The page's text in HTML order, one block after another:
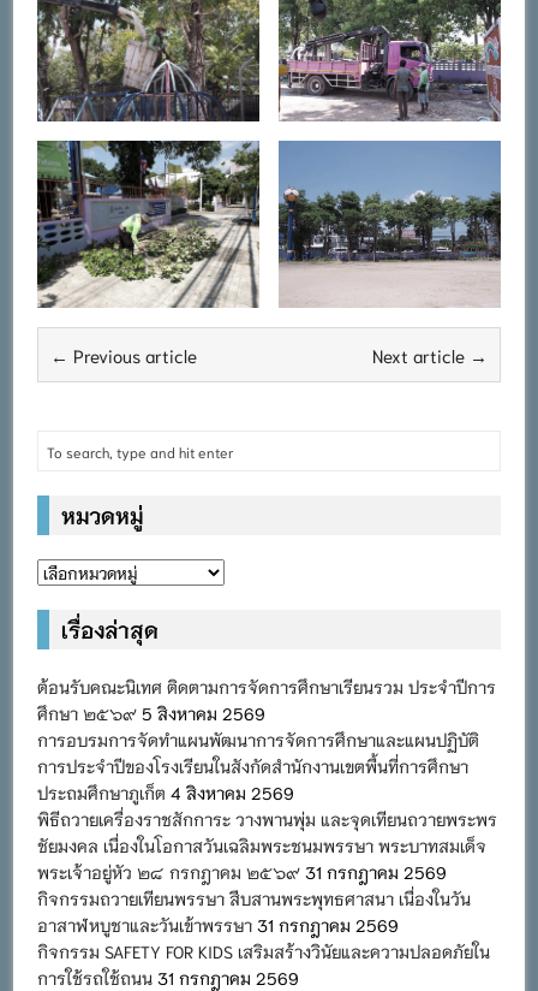
← Previous article Next article →
หมวดหมู่
หมวด
เรื่องล่าสุด
ต้อนรับคณะนิเทศ ติดตามการจัดการศึกษาเรียนรวม ประจำปีการ
ศึกษา ๒๕๖๙ 5 สิงหาคม 2569
การอบรมการจัดทำแผนพัฒนาการจัดการศึกษาและแผนปฏิบัติ
การประจำปีของโรงเรียนในสังกัดสำนักงานเขตพื้นที่การศึกษา
ประถมศึกษาภูเก็ต 4 สิงหาคม 2569
พิธีถวายเครื่องราชสักการะ วางพานพุ่ม และจุดเทียนถวายพระพร
ชัยมงคล เนื่องในโอกาสวันเฉลิมพระชนมพรรษา พระบาทสมเด็จ
พระเจ้าอยู่หัว ๒๘ กรกฎาคม ๒๕๖๙ 31 กรกฎาคม 2569
กิจกรรมถวายเทียนพรรษา สืบสานพระพุทธศาสนา เนื่องในวัน
อาสาฬหบูชาและวันเข้าพรรษา 31 กรกฎาคม 2569
กิจกรรม SAFETY FOR KIDS เสริมสร้างวินัยและความปลอดภัยใน
การใช้รถใช้ถนน 31 กรกฎาคม 2569